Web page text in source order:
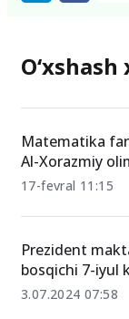
Matematika
Al-Xorazmiy
17-fevral 11:15
Prezident
bosqichi 7-iyul
3.07.2024 07:58